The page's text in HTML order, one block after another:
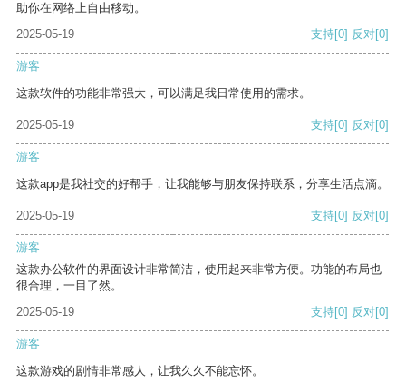
助你在网络上自由移动。
2025-05-19
支持[0] 反对[0]
游客
这款软件的功能非常强大，可以满足我日常使用的需求。
2025-05-19 支持[0] 反对[0]
游客
这款app是我社交的好帮手，让我能够与朋友保持联系，分享生活点滴。
2025-05-19 支持[0] 反对[0]
游客
这款办公软件的界面设计非常简洁，使用起来非常方便。功能的布局也
很合理，一目了然。
2025-05-19
支持[0] 反对[0]
游客
这款游戏的剧情非常感人，让我久久不能忘怀。